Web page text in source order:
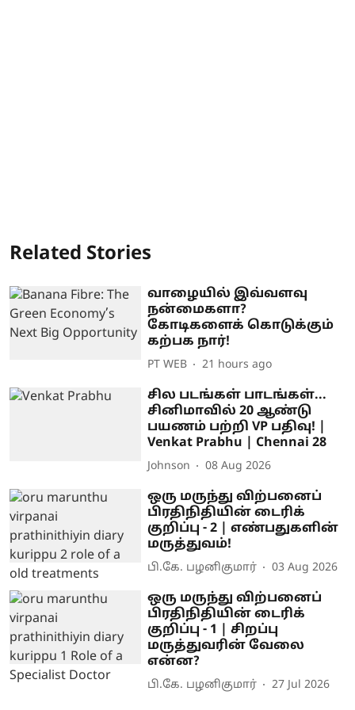
Related Stories
வாழையில் இவ்வளவு
நன்மைகளா?
கோடிகளைக் கொடுக்கும்
கற்பக நார்!
PT WEB 21 hours ago
சில படங்கள் பாடங்கள்...
சினிமாவில் 20 ஆண்டு
பயணம் பற்றி VP பதிவு! |
Venkat Prabhu | Chennai 28
Johnson 08 Aug 2026
ஒரு மருந்து விற்பனைப்
பிரதிநிதியின் டைரிக்
குறிப்பு - 2 | எண்பதுகளின்
மருத்துவம்!
பி.கே. பழனிகுமார் 03 Aug 2026
ஒரு மருந்து விற்பனைப்
பிரதிநிதியின் டைரிக்
குறிப்பு - 1 | சிறப்பு
மருத்துவரின் வேலை
என்ன?
பி.கே. பழனிகுமார் 27 Jul 2026